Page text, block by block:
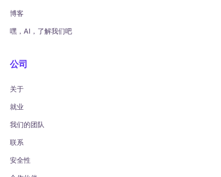
博客
嘿，AI，了解我们吧
公司
关于
就业
我们的团队
联系
安全性